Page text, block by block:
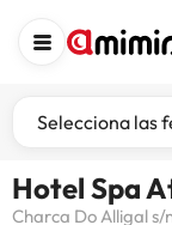
Selecciona las
Hotel Spa
Charca Do Alligal s/